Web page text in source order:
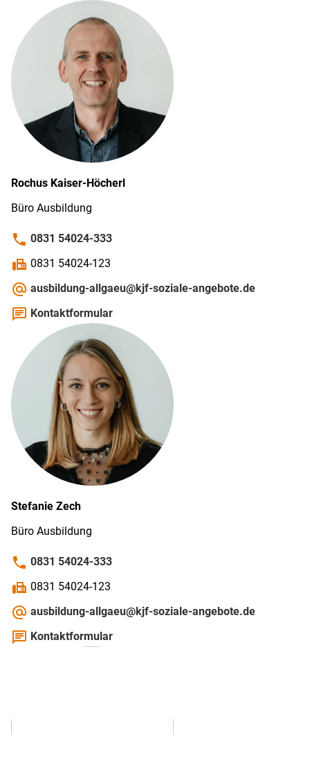
Rochus Kaiser-Höcherl
Büro Ausbildung
phone 0831 54024-333
fax 0831 54024-123
alternate_email ausbildung-allgaeu@kjf-soziale-angebote.de
chat Kontaktformular
Stefanie Zech
Büro Ausbildung
phone 0831 54024-333
fax 0831 54024-123
alternate_email ausbildung-allgaeu@kjf-soziale-angebote.de
chat Kontaktformular